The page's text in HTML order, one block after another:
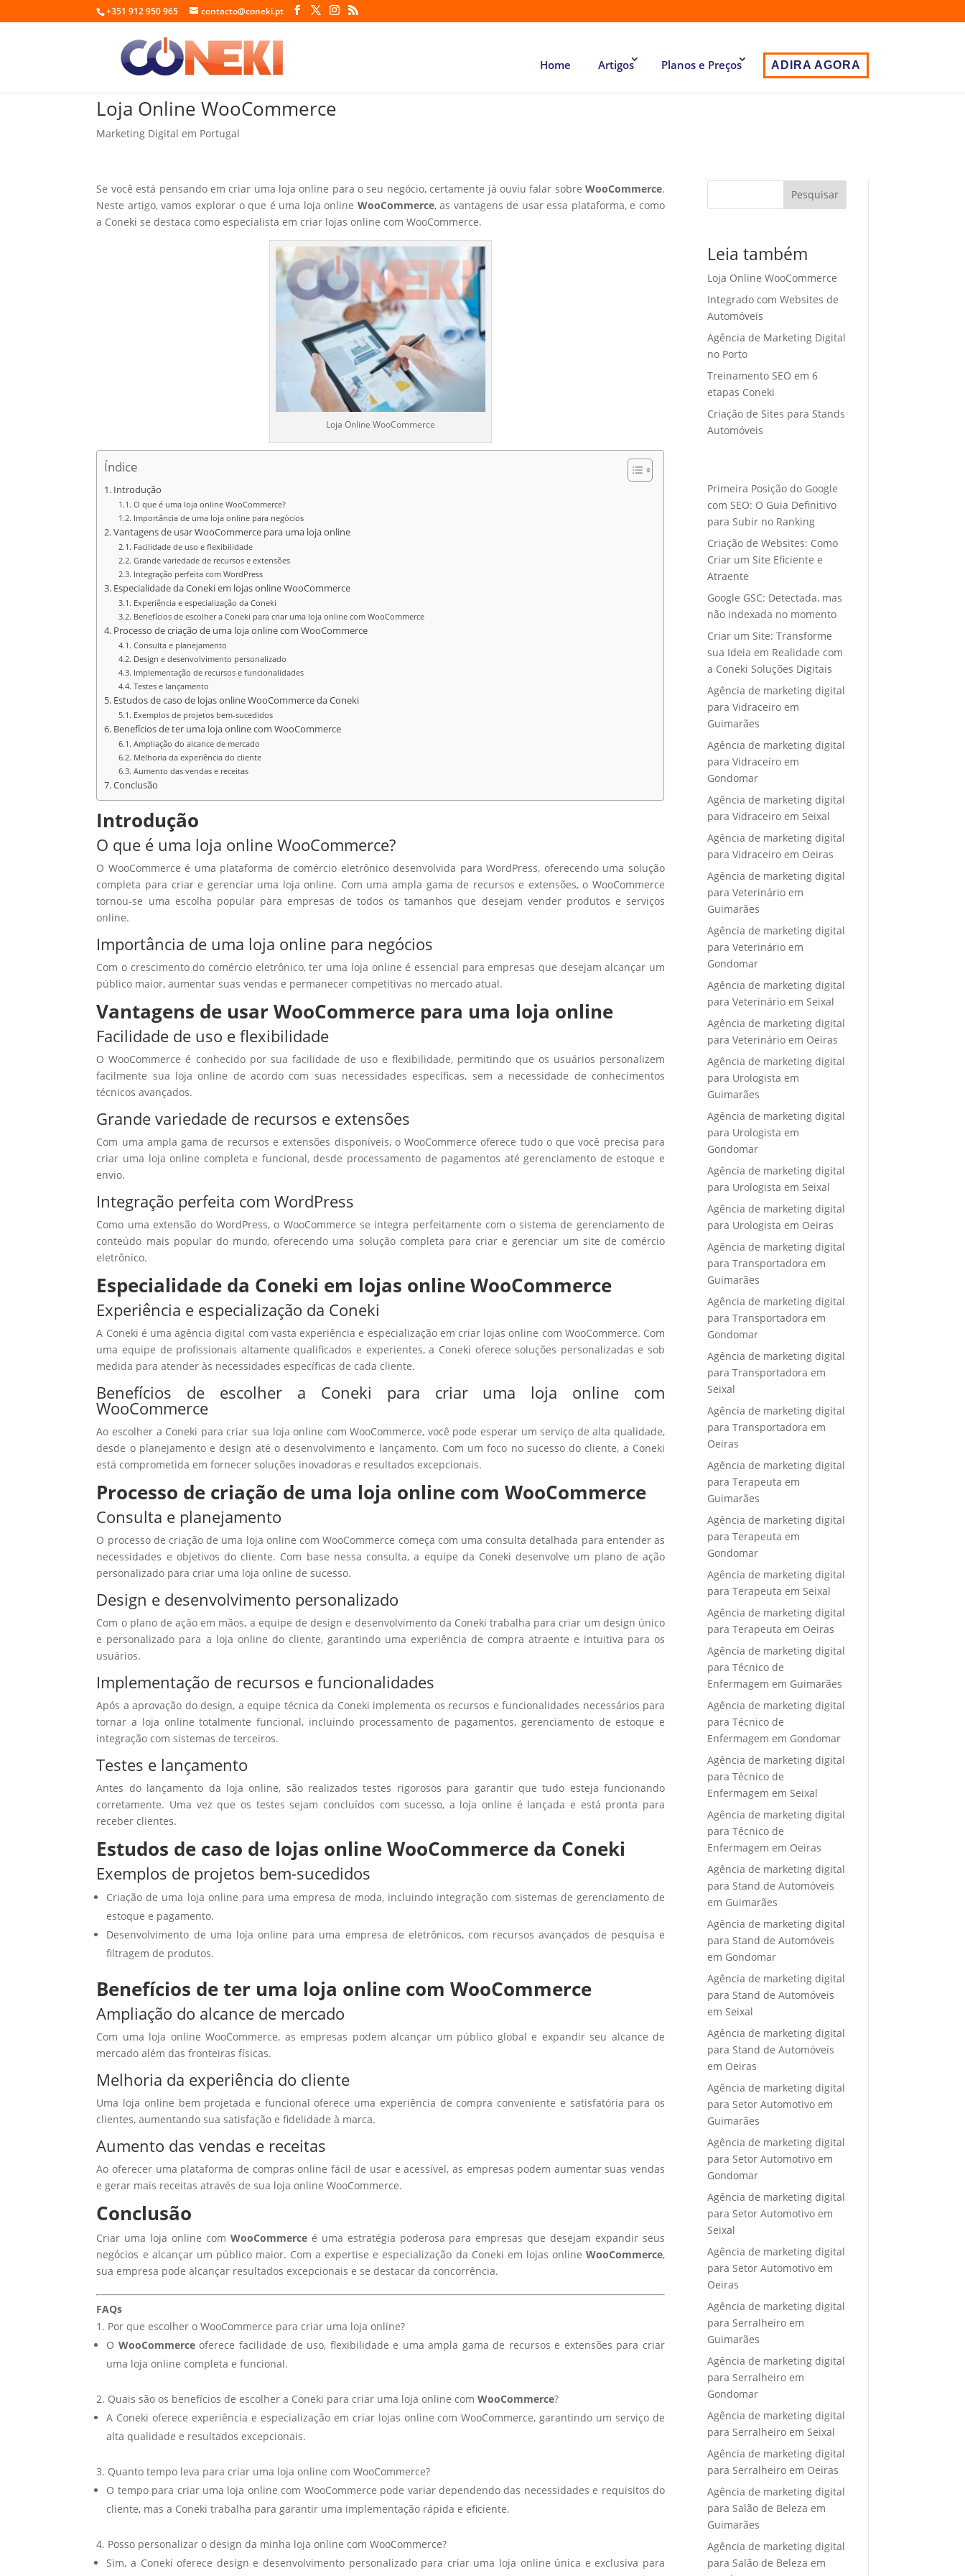
+351 912 950 965 contacto@coneki.pt
Home Artigos Planos e Preços ADIRA AGORA
Loja Online WooCommerce
Marketing Digital em Portugal
Se você está pensando em criar uma loja online para o seu negócio, certamente já ouviu falar sobre WooCommerce.
Neste artigo, vamos explorar o que é uma loja online WooCommerce, as vantagens de usar essa plataforma, e como
a Coneki se destaca como especialista em criar lojas online com WooCommerce.
Loja Online WooCommerce
Índice
Introdução
O que é uma loja online WooCommerce?
Importância de uma loja online para negócios
Vantagens de usar WooCommerce para uma loja online
Facilidade de uso e flexibilidade
Grande variedade de recursos e extensões
Integração perfeita com WordPress
Especialidade da Coneki em lojas online WooCommerce
Experiência e especialização da Coneki
Benefícios de escolher a Coneki para criar uma loja online com WooCommerce
Processo de criação de uma loja online com WooCommerce
Consulta e planejamento
Design e desenvolvimento personalizado
Implementação de recursos e funcionalidades
Testes e lançamento
Estudos de caso de lojas online WooCommerce da Coneki
Exemplos de projetos bem-sucedidos
Benefícios de ter uma loja online com WooCommerce
Ampliação do alcance de mercado
Melhoria da experiência do cliente
Aumento das vendas e receitas
Conclusão
Introdução
O que é uma loja online WooCommerce?
O WooCommerce é uma plataforma de comércio eletrônico desenvolvida para WordPress, oferecendo uma solução
completa para criar e gerenciar uma loja online. Com uma ampla gama de recursos e extensões, o WooCommerce
tornou-se uma escolha popular para empresas de todos os tamanhos que desejam vender produtos e serviços
online.
Importância de uma loja online para negócios
Com o crescimento do comércio eletrônico, ter uma loja online é essencial para empresas que desejam alcançar um
público maior, aumentar suas vendas e permanecer competitivas no mercado atual.
Vantagens de usar WooCommerce para uma loja online
Facilidade de uso e flexibilidade
O WooCommerce é conhecido por sua facilidade de uso e flexibilidade, permitindo que os usuários personalizem
facilmente sua loja online de acordo com suas necessidades específicas, sem a necessidade de conhecimentos
técnicos avançados.
Grande variedade de recursos e extensões
Com uma ampla gama de recursos e extensões disponíveis, o WooCommerce oferece tudo o que você precisa para
criar uma loja online completa e funcional, desde processamento de pagamentos até gerenciamento de estoque e
envio.
Integração perfeita com WordPress
Como uma extensão do WordPress, o WooCommerce se integra perfeitamente com o sistema de gerenciamento de
conteúdo mais popular do mundo, oferecendo uma solução completa para criar e gerenciar um site de comércio
eletrônico.
Especialidade da Coneki em lojas online WooCommerce
Experiência e especialização da Coneki
A Coneki é uma agência digital com vasta experiência e especialização em criar lojas online com WooCommerce. Com
uma equipe de profissionais altamente qualificados e experientes, a Coneki oferece soluções personalizadas e sob
medida para atender às necessidades específicas de cada cliente.
Benefícios de escolher a Coneki para criar uma loja online com
WooCommerce
Ao escolher a Coneki para criar sua loja online com WooCommerce, você pode esperar um serviço de alta qualidade,
desde o planejamento e design até o desenvolvimento e lançamento. Com um foco no sucesso do cliente, a Coneki
está comprometida em fornecer soluções inovadoras e resultados excepcionais.
Processo de criação de uma loja online com WooCommerce
Consulta e planejamento
O processo de criação de uma loja online com WooCommerce começa com uma consulta detalhada para entender as
necessidades e objetivos do cliente. Com base nessa consulta, a equipe da Coneki desenvolve um plano de ação
personalizado para criar uma loja online de sucesso.
Design e desenvolvimento personalizado
Com o plano de ação em mãos, a equipe de design e desenvolvimento da Coneki trabalha para criar um design único
e personalizado para a loja online do cliente, garantindo uma experiência de compra atraente e intuitiva para os
usuários.
Implementação de recursos e funcionalidades
Após a aprovação do design, a equipe técnica da Coneki implementa os recursos e funcionalidades necessários para
tornar a loja online totalmente funcional, incluindo processamento de pagamentos, gerenciamento de estoque e
integração com sistemas de terceiros.
Testes e lançamento
Antes do lançamento da loja online, são realizados testes rigorosos para garantir que tudo esteja funcionando
corretamente. Uma vez que os testes sejam concluídos com sucesso, a loja online é lançada e está pronta para
receber clientes.
Estudos de caso de lojas online WooCommerce da Coneki
Exemplos de projetos bem-sucedidos
Criação de uma loja online para uma empresa de moda, incluindo integração com sistemas de gerenciamento de
estoque e pagamento.
Desenvolvimento de uma loja online para uma empresa de eletrônicos, com recursos avançados de pesquisa e
filtragem de produtos.
Benefícios de ter uma loja online com WooCommerce
Ampliação do alcance de mercado
Com uma loja online WooCommerce, as empresas podem alcançar um público global e expandir seu alcance de
mercado além das fronteiras físicas.
Melhoria da experiência do cliente
Uma loja online bem projetada e funcional oferece uma experiência de compra conveniente e satisfatória para os
clientes, aumentando sua satisfação e fidelidade à marca.
Aumento das vendas e receitas
Ao oferecer uma plataforma de compras online fácil de usar e acessível, as empresas podem aumentar suas vendas
e gerar mais receitas através de sua loja online WooCommerce.
Conclusão
Criar uma loja online com WooCommerceé uma estratégia poderosa para empresas que desejam expandir seus
negócios e alcançar um público maior. Com a expertise e especialização da Coneki em lojas online WooCommerce,
sua empresa pode alcançar resultados excepcionais e se destacar da concorrência.
FAQs
Por que escolher o WooCommerce para criar uma loja online?
O WooCommerceoferece facilidade de uso, flexibilidade e uma ampla gama de recursos e extensões para criar
uma loja online completa e funcional.
Quais são os benefícios de escolher a Coneki para criar uma loja online comWooCommerce?
A Coneki oferece experiência e especialização em criar lojas online com WooCommerce, garantindo um serviço de
alta qualidade e resultados excepcionais.
Quanto tempo leva para criar uma loja online com WooCommerce?
O tempo para criar uma loja online com WooCommerce pode variar dependendo das necessidades e requisitos do
cliente, mas a Coneki trabalha para garantir uma implementação rápida e eficiente.
Posso personalizar o design da minha loja online com WooCommerce?
Sim, a Coneki oferece design e desenvolvimento personalizado para criar uma loja online única e exclusiva para
Pesquisar
Leia também
Loja Online WooCommerce
Integrado com Websites de
Automóveis
Agência de Marketing Digital
no Porto
Treinamento SEO em 6
etapas Coneki
Criação de Sites para Stands
Automóveis
Primeira Posição do Google
com SEO: O Guia Definitivo
para Subir no Ranking
Criação de Websites: Como
Criar um Site Eficiente e
Atraente
Google GSC: Detectada, mas
não indexada no momento
Criar um Site: Transforme
sua Ideia em Realidade com
a Coneki Soluções Digitais
Agência de marketing digital
para Vidraceiro em
Guimarães
Agência de marketing digital
para Vidraceiro em
Gondomar
Agência de marketing digital
para Vidraceiro em Seixal
Agência de marketing digital
para Vidraceiro em Oeiras
Agência de marketing digital
para Veterinário em
Guimarães
Agência de marketing digital
para Veterinário em
Gondomar
Agência de marketing digital
para Veterinário em Seixal
Agência de marketing digital
para Veterinário em Oeiras
Agência de marketing digital
para Urologista em
Guimarães
Agência de marketing digital
para Urologista em
Gondomar
Agência de marketing digital
para Urologista em Seixal
Agência de marketing digital
para Urologista em Oeiras
Agência de marketing digital
para Transportadora em
Guimarães
Agência de marketing digital
para Transportadora em
Gondomar
Agência de marketing digital
para Transportadora em
Seixal
Agência de marketing digital
para Transportadora em
Oeiras
Agência de marketing digital
para Terapeuta em
Guimarães
Agência de marketing digital
para Terapeuta em
Gondomar
Agência de marketing digital
para Terapeuta em Seixal
Agência de marketing digital
para Terapeuta em Oeiras
Agência de marketing digital
para Técnico de
Enfermagem em Guimarães
Agência de marketing digital
para Técnico de
Enfermagem em Gondomar
Agência de marketing digital
para Técnico de
Enfermagem em Seixal
Agência de marketing digital
para Técnico de
Enfermagem em Oeiras
Agência de marketing digital
para Stand de Automóveis
em Guimarães
Agência de marketing digital
para Stand de Automóveis
em Gondomar
Agência de marketing digital
para Stand de Automóveis
em Seixal
Agência de marketing digital
para Stand de Automóveis
em Oeiras
Agência de marketing digital
para Setor Automotivo em
Guimarães
Agência de marketing digital
para Setor Automotivo em
Gondomar
Agência de marketing digital
para Setor Automotivo em
Seixal
Agência de marketing digital
para Setor Automotivo em
Oeiras
Agência de marketing digital
para Serralheiro em
Guimarães
Agência de marketing digital
para Serralheiro em
Gondomar
Agência de marketing digital
para Serralheiro em Seixal
Agência de marketing digital
para Serralheiro em Oeiras
Agência de marketing digital
para Salão de Beleza em
Guimarães
Agência de marketing digital
para Salão de Beleza em